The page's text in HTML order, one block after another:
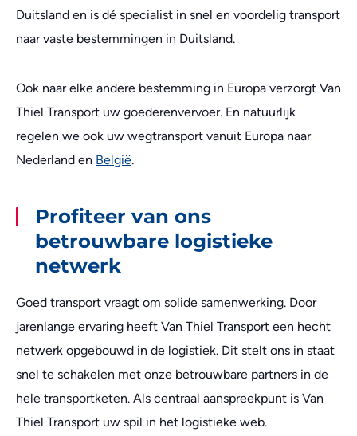
Duitsland en is dé specialist in snel en voordelig transport
naar vaste bestemmingen in Duitsland.
Ook naar elke andere bestemming in Europa verzorgt Van
Thiel Transport uw goederenvervoer. En natuurlijk
regelen we ook uw wegtransport vanuit Europa naar
Nederland en België.
Profiteer van ons
betrouwbare logistieke
netwerk
Goed transport vraagt om solide samenwerking. Door
jarenlange ervaring heeft Van Thiel Transport een hecht
netwerk opgebouwd in de logistiek. Dit stelt ons in staat
snel te schakelen met onze betrouwbare partners in de
hele transportketen. Als centraal aanspreekpunt is Van
Thiel Transport uw spil in het logistieke web.